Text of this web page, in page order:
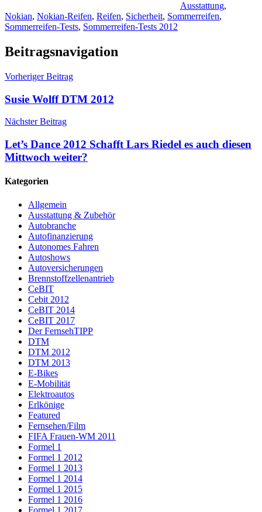
Ausstattung,
Nokian, Nokian-Reifen, Reifen, Sicherheit, Sommerreifen,
Sommerreifen-Tests, Sommerreifen-Tests 2012
Beitragsnavigation
Vorheriger Beitrag
Susie Wolff DTM 2012
Nächster Beitrag
Let’s Dance 2012 Schafft Lars Riedel es auch diesen
Mittwoch weiter?
Kategorien
Allgemein
Ausstattung & Zubehör
Autobranche
Autofinanzierung
Autonomes Fahren
Autoshows
Autoversicherungen
Brennstoffzellenantrieb
CeBIT
Cebit 2012
CeBIT 2014
CeBIT 2017
Der FernsehTIPP
DTM
DTM 2012
DTM 2013
E-Bikes
E-Mobilität
Elektroautos
Erlkönige
Featured
Fernsehen/Film
FIFA Frauen-WM 2011
Formel 1
Formel 1 2012
Formel 1 2013
Formel 1 2014
Formel 1 2015
Formel 1 2016
Formel 1 2017